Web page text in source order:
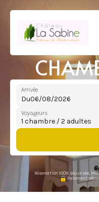
Arrivée
Du
Voyageurs
1 chambre /2 adultes
Réservation 100% sécurisée,
Paiement